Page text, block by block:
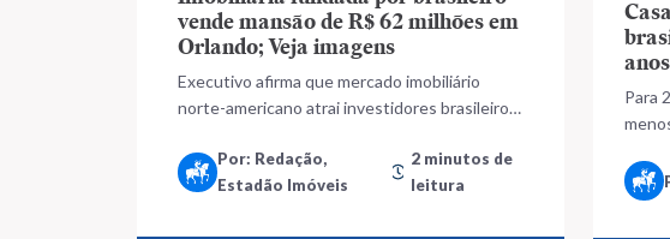
vende mansão de R$ 62 milhões em
Orlando; Veja imagens
Executivo afirma que mercado imobiliário
norte-americano atrai investidores brasileiros
Por: Redação,
Estadão Imóveis
2 minutos de
leitura
anos
Para